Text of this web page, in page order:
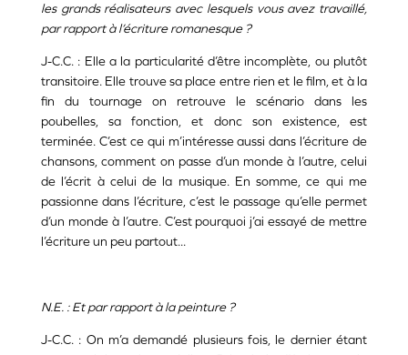
les grands réalisateurs avec lesquels vous avez travaillé,
par rapport à l’écriture romanesque ?
J-C.C. : Elle a la particularité d’être incomplète, ou plutôt
transitoire. Elle trouve sa place entre rien et le film, et à la
fin du tournage on retrouve le scénario dans les
poubelles, sa fonction, et donc son existence, est
terminée. C’est ce qui m’intéresse aussi dans l’écriture de
chansons, comment on passe d’un monde à l’autre, celui
de l’écrit à celui de la musique. En somme, ce qui me
passionne dans l’écriture, c’est le passage qu’elle permet
d’un monde à l’autre. C’est pourquoi j’ai essayé de mettre
l’écriture un peu partout...
N.E. : Et par rapport à la peinture ?
J-C.C. : On m’a demandé plusieurs fois, le dernier étant